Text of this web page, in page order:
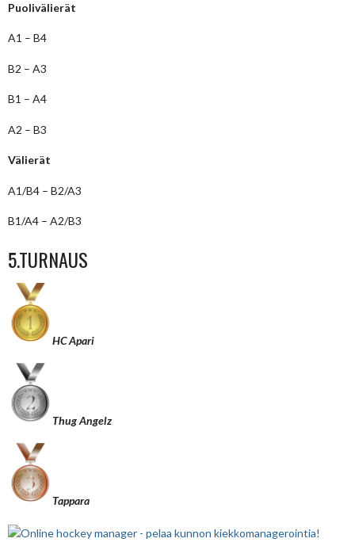
Puolivälierät
A1 – B4
B2 – A3
B1 – A4
A2 – B3
Välierät
A1/B4 – B2/A3
B1/A4 – A2/B3
5.TURNAUS
HC Apari
Thug Angelz
Tappara